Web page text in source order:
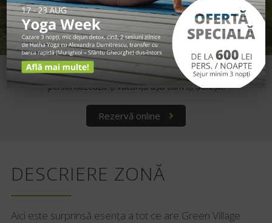
Rezervă-ți chiar acum un sejur la Green Village Resort și
personalizează-ți vacanța așa cum îți dorești!
Rezervă online
DESCRIERE ZONĂ
Aici este surprinsă esența a tot ce are Green Village